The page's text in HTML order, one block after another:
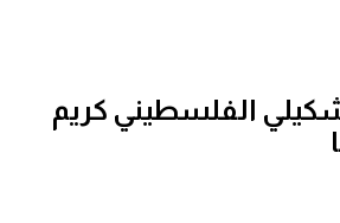
الفلسطيني كريم